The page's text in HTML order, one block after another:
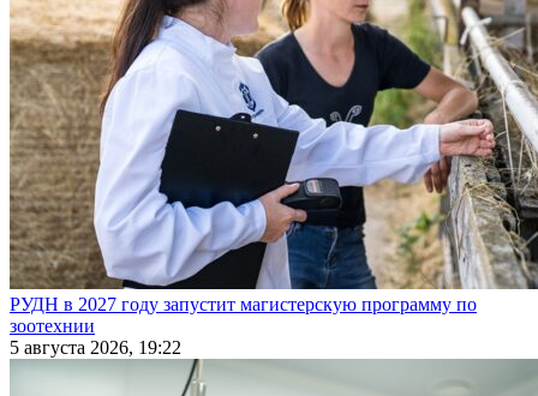
РУДН в 2027 году запустит магистерскую программу по
зоотехнии
5 августа 2026, 19:22